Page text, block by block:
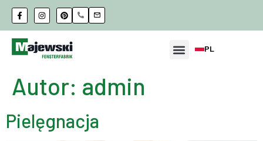
PL
Autor: admin
Pielęgnacja